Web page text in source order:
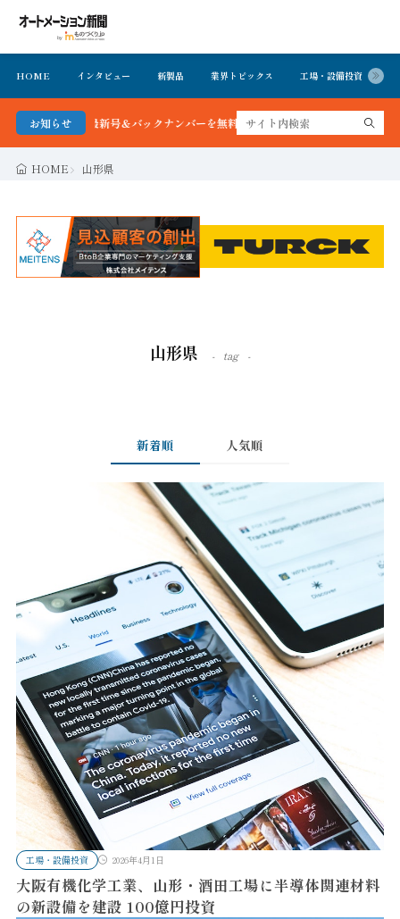
HOME インタビュー 新製品 業界トピックス 工場・設備投資
お知らせ
新号＆バックナンバーを無料で公開中 詳細はこちら
HOME 山形県
山形県 tag
新着順 人気順
工場・設備投資 2026年4月1日
大阪有機化学工業、山形・酒田工場に半導体関連材料
の新設備を建設 100億円投資